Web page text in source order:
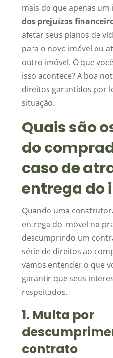
mais do que apenas um
dos prejuízos
afetar seus planos de
para o novo imóvel ou
outro imóvel. O que
isso acontece? A boa
direitos garantidos por
situação.
Quais são
do
caso de
entrega do
Quando uma
entrega do imóvel no
descumprindo um
série de direitos ao
vamos entender o que
garantir que seus
respeitados.
1. Multa por
contrato